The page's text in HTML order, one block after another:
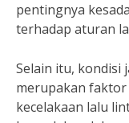
pentingnya
terhadap aturan
Selain itu, kondisi
merupakan
kecelakaan lalu